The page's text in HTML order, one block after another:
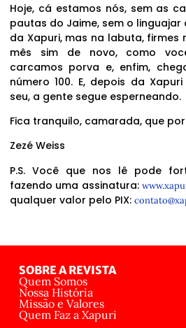
Hoje, cá estamos nós, sem as
pautas do Jaime, sem o linguajar
da Xapuri, mas na labuta, firmes
mês sim de novo, como
carcamos porva e, enfim,
número 100. E, depois da
seu, a gente segue esperneando.
Fica tranquilo, camarada, que
Zezé Weiss
P.S. Você que nos lê pode
fazendo uma assinatura:
qualquer valor pelo PIX:
SOBRE A REVISTA
Quem Somos
Nossa História
Missão e Valores
Quem Faz a Xapuri